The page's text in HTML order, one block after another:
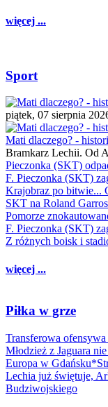
więcej ...
Sport
piątek, 07 sierpnia
Mati dlaczego? -
Bramkarz Lechii. Od
Pieczonka (SKT)
F. Pieczonka (SKT)
Krajobraz po bitwie...
SKT na Roland
Pomorze
F. Pieczonka (SKT)
Z różnych boisk i
więcej ...
Piłka w grze
Transferowa
Młodzież z Jaguara
Europa w
Lechia już świętuje,
Budziwojskiego